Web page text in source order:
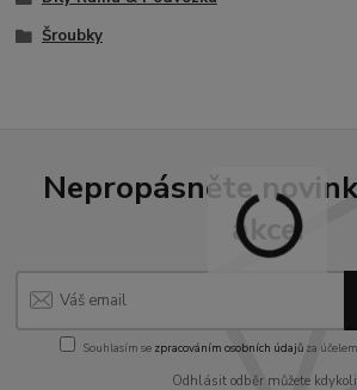
Šroubky
Nepropásněte
akce!
Souhlasím se zpracováním osobních údajůza
Odhlásit odběr můžete